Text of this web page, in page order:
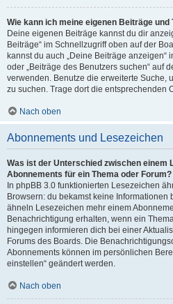
Wie kann ich meine eigenen Beiträge und
Deine eigenen Beiträge kannst du dir
Beiträge“ im Schnellzugriff oben auf der
kannst du auch „Deine Beiträge
oder „Beiträge des Benutzers suchen“ auf
verwenden. Benutze die erweiterte Suche,
zu suchen. Trage dort die entsprechenden
Nach oben
Abonnements und Lesezeichen
Was ist der Unterschied zwischen einem
Abonnements für ein Thema oder Forum?
In phpBB 3.0 funktionierten Lesezeichen
Browsern: du bekamst keine Informationen
ähneln Lesezeichen mehr einem
Benachrichtigung erhalten, wenn ein
hingegen informieren dich bei einer
Forums des Boards. Die
Abonnements können im persönlichen
einstellen“ geändert werden.
Nach oben